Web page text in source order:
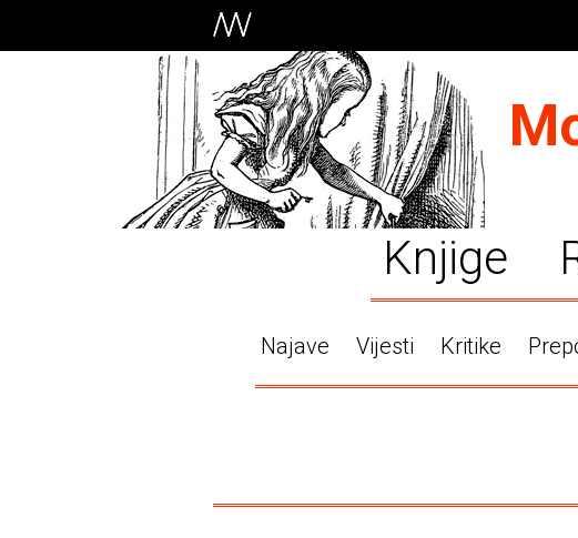
Knjige
Najave Vijesti Kritike